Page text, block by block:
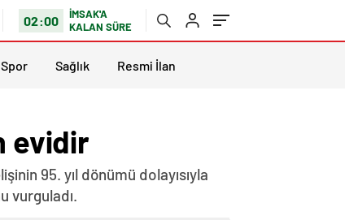
02:00
İMSAK'A
KALAN SÜRE
Spor Sağlık Resmi İlan
evidir
95. yıl dönümü dolayısıyla
vurguladı.